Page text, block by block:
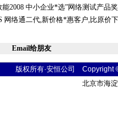
2008 中小企业*选”网络测试产品奖
网络通二代,新价格*惠客户,比原价
Email给朋友
版权所有·安恒公司
北京市海